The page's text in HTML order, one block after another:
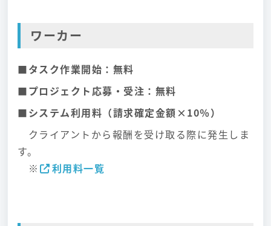
ワーカー
■タスク作業開始：無料
■プロジェクト応募・受注：無料
■システム利用料（請求確定金額×10％）
クライアントから報酬を受け取る際に発生しま
す。
※
利用料一覧